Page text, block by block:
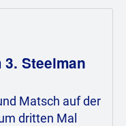
Steelman
Matsch auf der
dritten Mal